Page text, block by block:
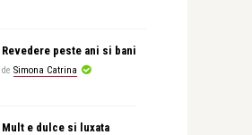
Revedere peste ani si bani
de Simona Catrina
Mult e dulce si luxata